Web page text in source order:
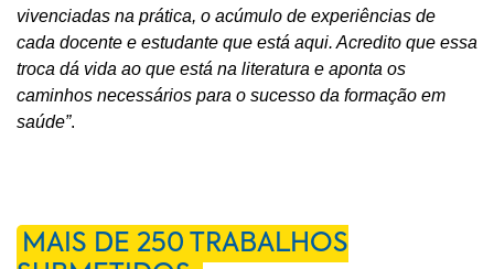
vivenciadas na prática, o acúmulo de experiências de
cada docente e estudante que está aqui. Acredito que essa
troca dá vida ao que está na literatura e aponta os
caminhos necessários para o sucesso da formação em
saúde”.
MAIS DE 250 TRABALHOS